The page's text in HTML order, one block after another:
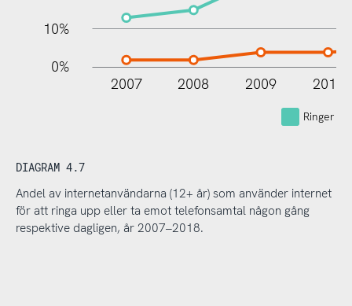
10%
0%
2007 2008 2009 2010
Ringer
DIAGRAM 4.7
Andel av internetanvändarna (12+ år) som använder internet
för att ringa upp eller ta emot telefonsamtal någon gång
respektive dagligen, år 2007–2018.